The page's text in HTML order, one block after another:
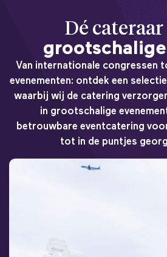
Dé
Van internationale congressen
evenementen: ontdek een
waarbij wij de catering
in grootschalige
betrouwbare eventcatering
tot in de puntjes